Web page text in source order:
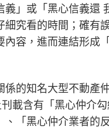
」或「黑心信義還
究看的時間；確有
容，進而連結形成
的知名大型不動產
載含有「黑心仲介
「黑心仲介業者的